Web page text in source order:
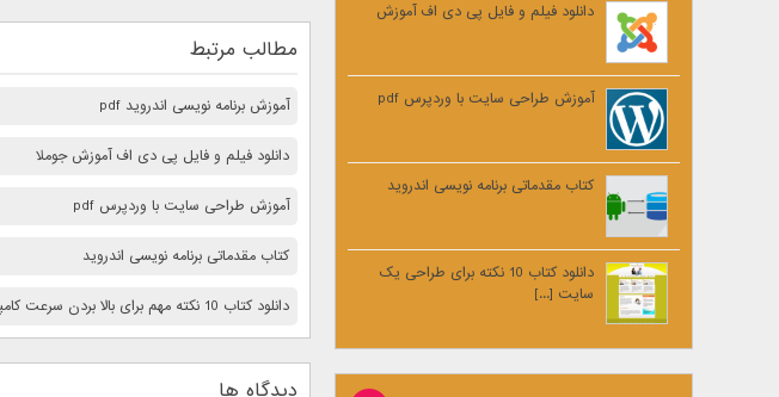
مطالب مرتبط
آموزش برنامه نویسی اندروید pdf
دانلود فیلم و فایل پی دی اف آموزش جوملا
آموزش طراحی سایت با وردپرس pdf
کتاب مقدماتی برنامه نویسی اندروید
دانلود کتاب 10 نكته مهم برای بالا بردن سرعت كامپيوتر
دیدگاه ها
دانلود فیلم و فایل پی دی اف آموزش
آموزش طراحی سایت با وردپرس pdf
کتاب مقدماتی برنامه نویسی اندروید
دانلود کتاب 10 نکته برای طراحی یک
سایت [...]